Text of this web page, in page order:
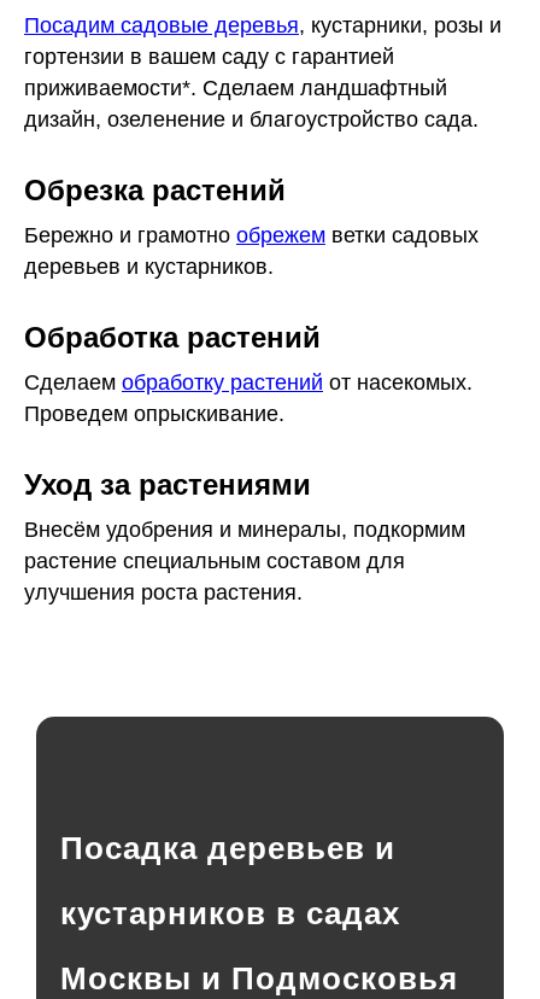
Посадим садовые деревья, кустарники, розы и
гортензии в вашем саду с гарантией
приживаемости*. Сделаем ландшафтный
дизайн, озеленение и благоустройство сада.
Обрезка растений
Бережно и грамотно обрежем ветки садовых
деревьев и кустарников.
Обработка растений
Сделаем обработку растений от насекомых.
Проведем опрыскивание.
Уход за растениями
Внесём удобрения и минералы, подкормим
растение специальным составом для
улучшения роста растения.
Посадка деревьев и
кустарников в садах
Москвы и Подмосковья